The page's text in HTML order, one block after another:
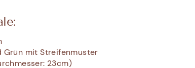
Grün mit Streifenmuster
23cm)